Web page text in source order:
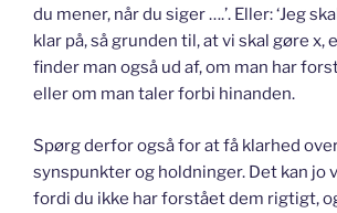
du mener, når du siger ….’. Eller: ‘Jeg
klar på, så grunden til, at vi skal gøre x,
finder man også ud af, om man har
eller om man taler forbi hinanden.
Spørg derfor også for at få klarhed
synspunkter og holdninger. Det kan jo
fordi du ikke har forstået dem rigtigt,